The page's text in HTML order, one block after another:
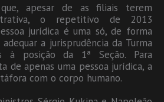
que, apesar de as filiais terem
o repetitivo de 2013
jurídica é uma só, de forma
a jurisprudência da Turma
à posição da 1ª Seção. Para
de apenas uma pessoa jurídica, a
com o corpo humano.